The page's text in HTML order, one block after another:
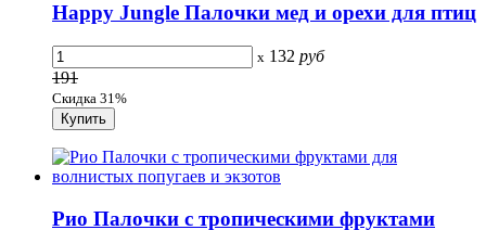
Happy Jungle Палочки мед и орехи для птиц
x 132 руб
191
Скидка 31%
Рио Палочки с тропическими фруктами